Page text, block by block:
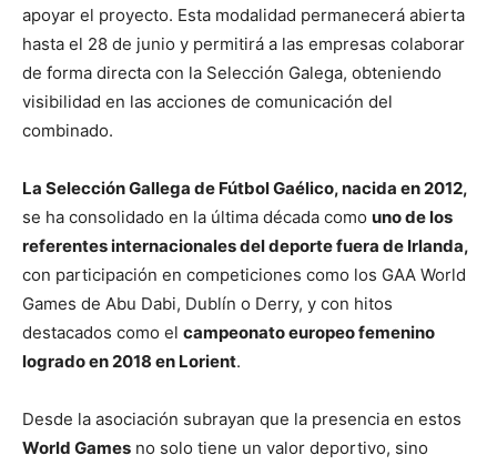
apoyar el proyecto. Esta modalidad permanecerá abierta
hasta el 28 de junio y permitirá a las empresas colaborar
de forma directa con la Selección Galega, obteniendo
visibilidad en las acciones de comunicación del
combinado.
La Selección Gallega de Fútbol Gaélico, nacida en 2012,
se ha consolidado en la última década como uno de los
referentes internacionales del deporte fuera de Irlanda,
con participación en competiciones como los GAA World
Games de Abu Dabi, Dublín o Derry, y con hitos
destacados como el campeonato europeo femenino
logrado en 2018 en Lorient.
Desde la asociación subrayan que la presencia en estos
World Games no solo tiene un valor deportivo, sino